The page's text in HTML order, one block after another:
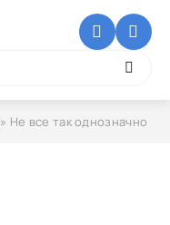
» Не все так однозначно